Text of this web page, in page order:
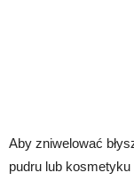
Aby zniwelować
pudru lub